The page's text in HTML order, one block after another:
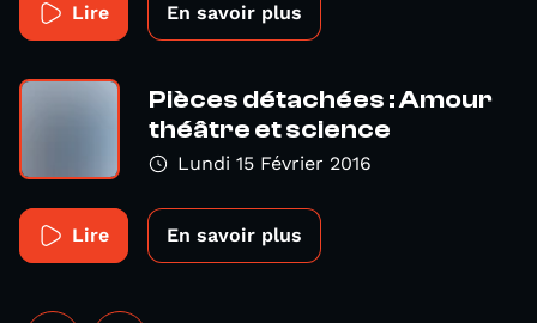
Lire En savoir plus
Pièces détachées : Amour
théâtre et science
Lundi 15 Février 2016
Lire En savoir plus